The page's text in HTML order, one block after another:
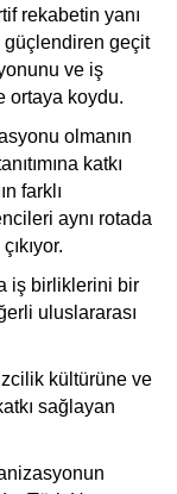
rekabetin yanı
güçlendiren geçit
ve iş
ortaya koydu.
olmanın
katkı
farklı
aynı rotada
iş birliklerini bir
uluslararası
kültürüne ve
sağlayan